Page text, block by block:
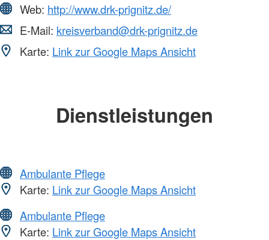
Web: http://www.drk-prignitz.de/
E-Mail: kreisverband@drk-prignitz.de
Karte: Link zur Google Maps Ansicht
Dienstleistungen
Ambulante Pflege
Karte: Link zur Google Maps Ansicht
Ambulante Pflege
Karte: Link zur Google Maps Ansicht